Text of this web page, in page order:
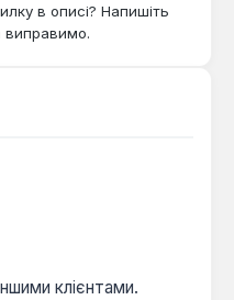
в описі? Напишіть
клієнтами.